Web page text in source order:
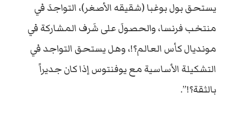
يستحق بول بوغبا (شقيقه الأصغر)، التواجدَ في
منتخب فرنسا، والحصولَ على شَرف المشاركة في
مونديال كأس العالم؟!، وهل يستحق التواجد في
التشكيلة الأساسية مع يوفنتوس إذا كان جديراً
بالثقة؟!”.